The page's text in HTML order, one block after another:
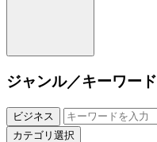
ジャンル／キーワード
ビジネス
カテゴリ選択